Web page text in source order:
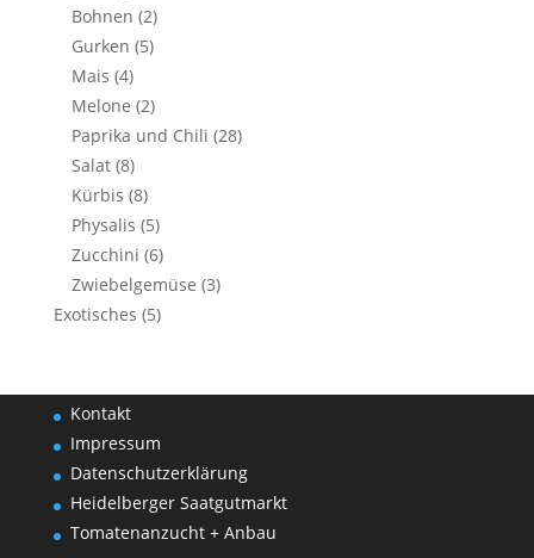
Bohnen (2)
Gurken (5)
Mais (4)
Melone (2)
Paprika und Chili (28)
Salat (8)
Kürbis (8)
Physalis (5)
Zucchini (6)
Zwiebelgemüse (3)
Exotisches (5)
Kontakt
Impressum
Datenschutzerklärung
Heidelberger Saatgutmarkt
Tomatenanzucht + Anbau